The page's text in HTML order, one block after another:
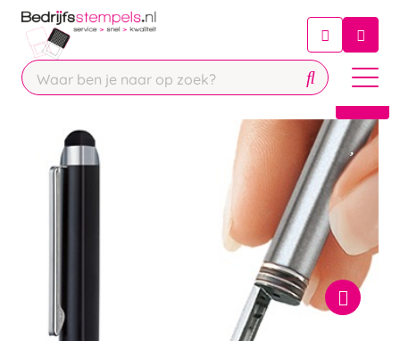
Chatbot
Chat 24/7 met onze chatbot voor
Contact